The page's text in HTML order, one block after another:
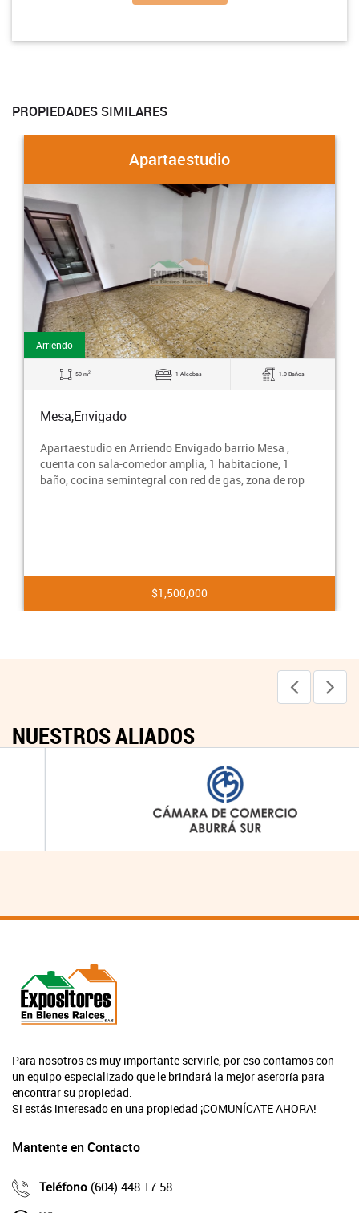
PROPIEDADES SIMILARES
Apartaestudio
Arriendo
50 m2 1 Alcobas 1.0 Baños
Mesa,Envigado
Apartaestudio en Arriendo Envigado barrio Mesa ,
cuenta con sala-comedor amplia, 1 habitacione, 1
baño, cocina semintegral con red de gas, zona de rop
$1,500,000
NUESTROS ALIADOS
Para nosotros es muy importante servirle, por eso contamos con
un equipo especializado que le brindará la mejor aseroría para
encontrar su propiedad.
Si estás interesado en una propiedad ¡COMUNÍCATE AHORA!
Mantente en Contacto
Teléfono (604) 448 17 58